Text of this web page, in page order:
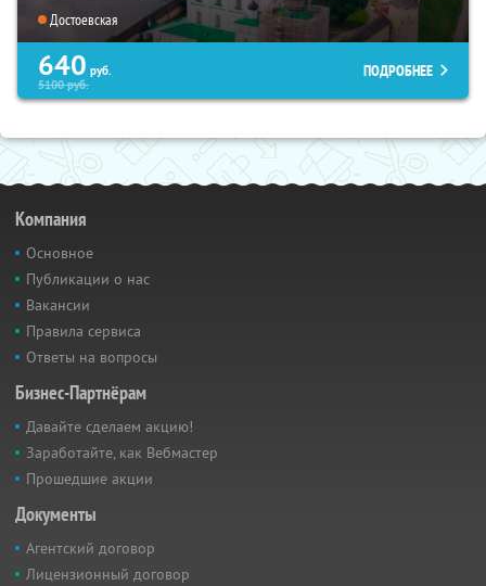
Достоевская
640 руб.
5100руб.
ПОДРОБНЕЕ
Компания
Основное
Публикации о нас
Вакансии
Правила сервиса
Ответы на вопросы
Бизнес-Партнёрам
Давайте сделаем акцию!
Заработайте, как Вебмастер
Прошедшие акции
Документы
Агентский договор
Лицензионный договор